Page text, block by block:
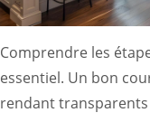
Comprendre les
essentiel. Un bon
rendant transparents